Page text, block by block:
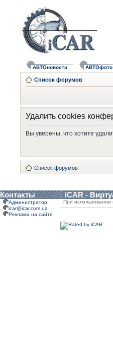
АВТОновости АВТОфото
Список форумов
Удалить cookies
Вы уверены, что хотите
Список форумов
Контакты iCAR -
Администратор
icar@icar.com.ua
Реклама на сайте
При использовании